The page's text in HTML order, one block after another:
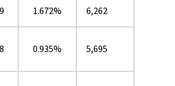
1.672% 6,262
0.935% 5,695